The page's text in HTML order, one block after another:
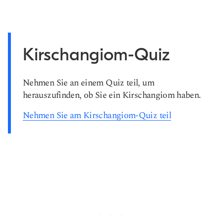
Kirschangiom-Quiz
Nehmen Sie an einem Quiz teil, um
herauszufinden, ob Sie ein Kirschangiom haben.
Nehmen Sie am Kirschangiom-Quiz teil